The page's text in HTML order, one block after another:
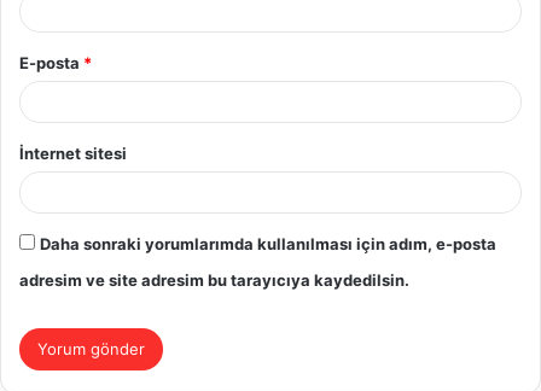
E-posta *
İnternet sitesi
Daha sonraki yorumlarımda kullanılması için adım, e-posta
adresim ve site adresim bu tarayıcıya kaydedilsin.